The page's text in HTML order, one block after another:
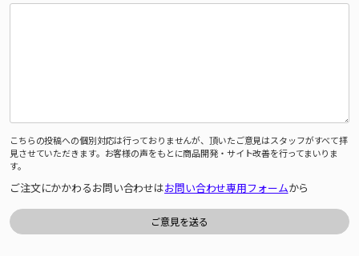
こちらの投稿への個別対応は行っておりませんが、頂いたご意見はスタッフがすべて拝
見させていただきます。お客様の声をもとに商品開発・サイト改善を行ってまいりま
す。
ご注文にかかわるお問い合わせはお問い合わせ専用フォームから